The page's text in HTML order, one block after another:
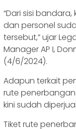
“Dari sisi
dan personel
tersebut,” ujar
Manager AP I,
(4/6/2024).
Adapun terkait
rute
kini sudah
Tiket rute